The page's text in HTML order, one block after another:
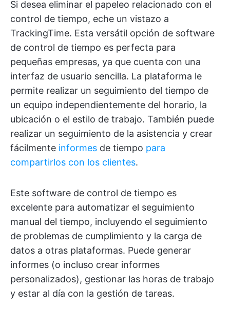
Si desea eliminar el papeleo relacionado con el
control de tiempo, eche un vistazo a
TrackingTime. Esta versátil opción de software
de control de tiempo es perfecta para
pequeñas empresas, ya que cuenta con una
interfaz de usuario sencilla. La plataforma le
permite realizar un seguimiento del tiempo de
un equipo independientemente del horario, la
ubicación o el estilo de trabajo. También puede
realizar un seguimiento de la asistencia y crear
fácilmente informes de tiempo para
compartirlos con los clientes.
Este software de control de tiempo es
excelente para automatizar el seguimiento
manual del tiempo, incluyendo el seguimiento
de problemas de cumplimiento y la carga de
datos a otras plataformas. Puede generar
informes (o incluso crear informes
personalizados), gestionar las horas de trabajo
y estar al día con la gestión de tareas.